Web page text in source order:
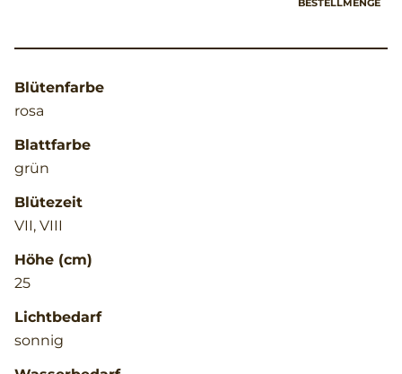
BESTELLMENGE
Blütenfarbe
rosa
Blattfarbe
grün
Blütezeit
VII, VIII
Höhe (cm)
25
Lichtbedarf
sonnig